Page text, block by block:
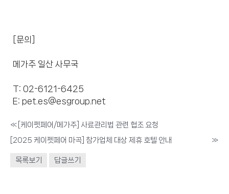
[문의]
메가주 일산 사무국
T: 02-6121-6425
E: pet.es@esgroup.net
« [케이펫페어/메가주] 사료관리법 관련 협조 요청
[2025 케이펫페어 마곡] 참가업체 대상 제휴 호텔 안내
»
목록보기 답글쓰기